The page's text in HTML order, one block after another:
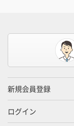
新規会員登録
ログイン